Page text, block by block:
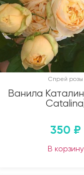
Спрей розы
Ванила
350 ₽
В корзину